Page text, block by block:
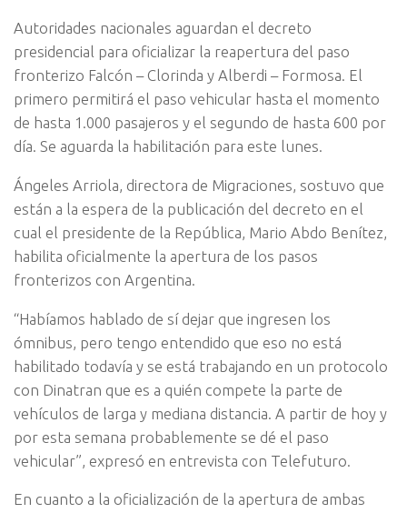
Autoridades nacionales aguardan el decreto
presidencial para oficializar la reapertura del paso
fronterizo Falcón – Clorinda y Alberdi – Formosa. El
primero permitirá el paso vehicular hasta el momento
de hasta 1.000 pasajeros y el segundo de hasta 600 por
día. Se aguarda la habilitación para este lunes.
Ángeles Arriola, directora de Migraciones, sostuvo que
están a la espera de la publicación del decreto en el
cual el presidente de la República, Mario Abdo Benítez,
habilita oficialmente la apertura de los pasos
fronterizos con Argentina.
“Habíamos hablado de sí dejar que ingresen los
ómnibus, pero tengo entendido que eso no está
habilitado todavía y se está trabajando en un protocolo
con Dinatran que es a quién compete la parte de
vehículos de larga y mediana distancia. A partir de hoy y
por esta semana probablemente se dé el paso
vehicular”, expresó en entrevista con Telefuturo.
En cuanto a la oficialización de la apertura de ambas